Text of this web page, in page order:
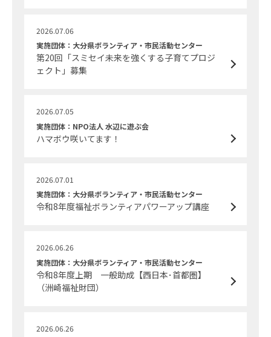
2026.07.06
実施団体：大分県ボランティア・市民活動センター
第20回「スミセイ未来を強くする子育てプロジ
ェクト」募集
2026.07.05
実施団体：NPO法人 水辺に遊ぶ会
ハマボウ咲いてます！
2026.07.01
実施団体：大分県ボランティア・市民活動センター
令和8年度福祉ボランティアパワーアップ講座
2026.06.26
実施団体：大分県ボランティア・市民活動センター
令和8年度上期 一般助成【西日本･首都圏】
（洲崎福祉財団）
2026.06.26